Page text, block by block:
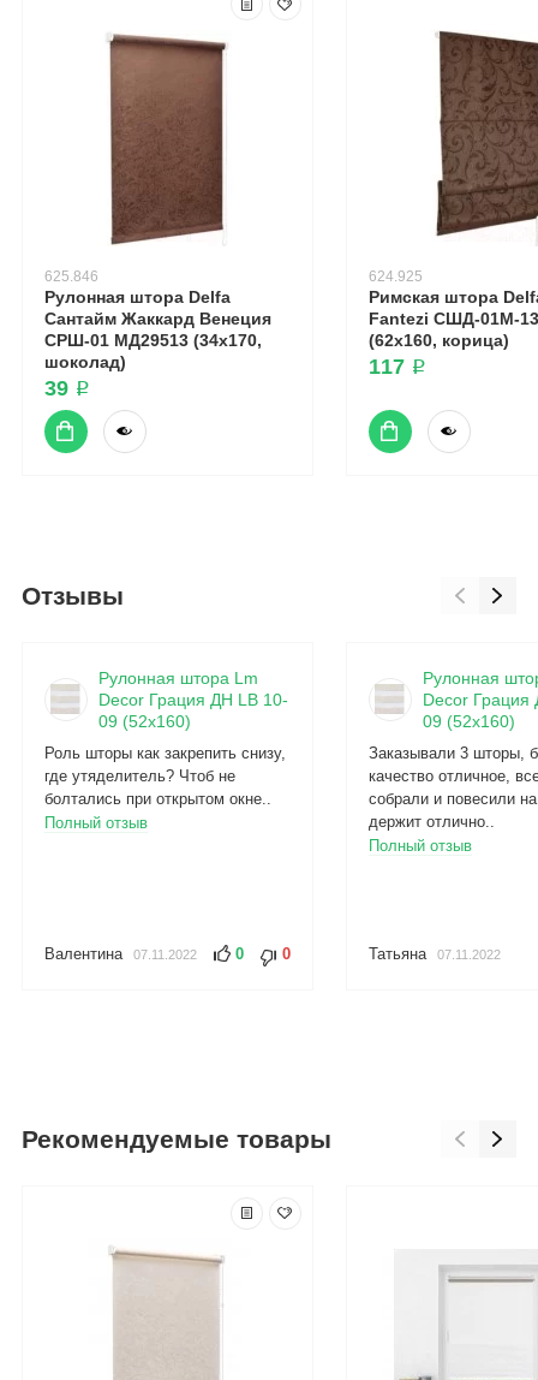
625.846
Рулонная штора Delfa
Сантайм Жаккард Венеция
СРШ-01 МД29513 (34x170,
шоколад)
39 ₽
624.925
Римская штора
Fantezi СШД-01М-
(62x160, корица)
117 ₽
Отзывы
Рулонная штора Lm
Decor Грация ДН LB 10-
09 (52x160)
Роль шторы как закрепить снизу,
где утяделитель? Чтоб не
болтались при открытом окне..
Полный отзыв
Валентина 07.11.2022 0 0
Рулонная
Decor Грация
09 (52x160)
Заказывали 3 шторы,
качество отличное,
собрали и повесили
держит отлично..
Полный отзыв
Татьяна 07.11.2022
Рекомендуемые товары